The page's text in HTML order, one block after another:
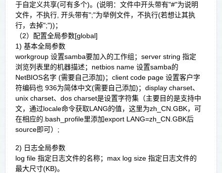
于自定义共享(可有多个)。(说明：文件中开头带有"#"为说明
文件，不执行, 开头带有";"为举例文件，不执行(若想让其执
行，去掉";"))；
（2）配置全局参数[global]
1) 基本全局参数
workgroup 设置samba要加入的工作组；server string 指定
浏览列表里的机器描述；netbios name 设置samba的
NetBIOS名字 (需要自己添加)；client code page 设置客户字
符编码也 936为简体中文(需要自己添加)；display charset、
unix charset、dos charset是设置字符集（主要目的是支持中
文，通过locale命令获取LANG的值，这里为zh_CN.GBK，可
在相应的.bash_profile里添加export LANG=zh_CN.GBK后
source即可）;
2) 日志全局参数
log file 指定日志文件的名称；max log size 指定日志文件的
最大尺寸(KB)。